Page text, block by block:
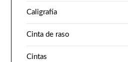
Caligrafía
Cinta de raso
Cintas